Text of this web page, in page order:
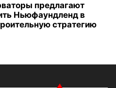
предлагают
Ньюфаундленд в
стратегию